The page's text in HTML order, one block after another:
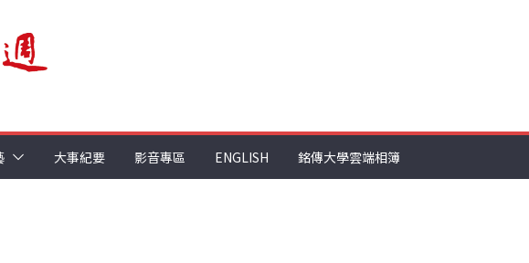
大事紀要 影音專區 ENGLISH 銘傳大學雲端相簿